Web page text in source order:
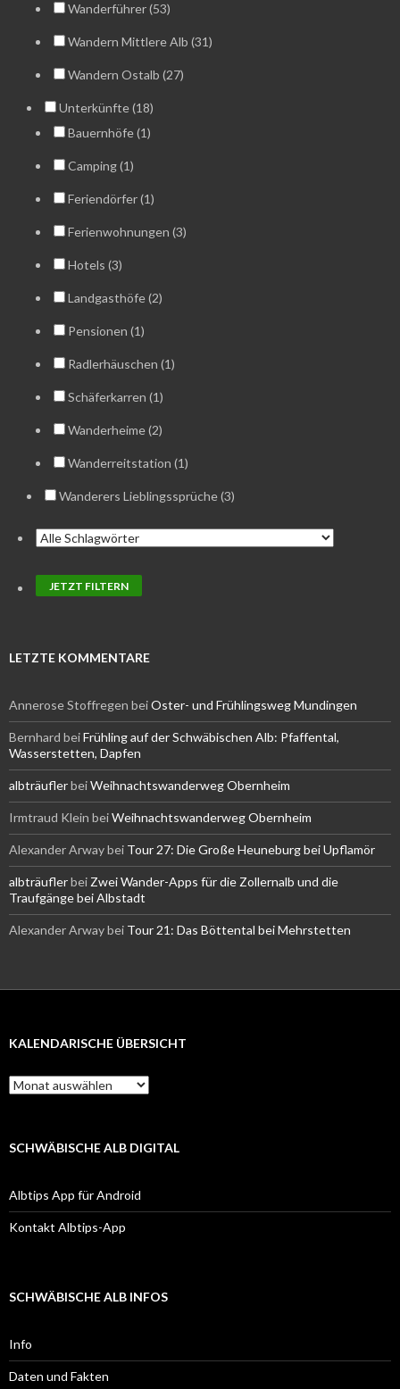
Wanderführer (53)
Wandern Mittlere Alb (31)
Wandern Ostalb (27)
Unterkünfte (18)
Bauernhöfe (1)
Camping (1)
Feriendörfer (1)
Ferienwohnungen (3)
Hotels (3)
Landgasthöfe (2)
Pensionen (1)
Radlerhäuschen (1)
Schäferkarren (1)
Wanderheime (2)
Wanderreitstation (1)
Wanderers Lieblingssprüche (3)
LETZTE KOMMENTARE
Annerose Stoffregen beiOster- und Frühlingsweg Mundingen
Bernhard beiFrühling auf der Schwäbischen Alb: Pfaffental,
Wasserstetten, Dapfen
albträuflerbeiWeihnachtswanderweg Obernheim
Irmtraud Klein beiWeihnachtswanderweg Obernheim
Alexander Arwaybei Tour 27: Die Große Heuneburg bei Upflamör
albträuflerbei Zwei Wander-Apps für die Zollernalb und die
Traufgänge bei Albstadt
Alexander Arwaybei Tour 21: Das Böttental bei Mehrstetten
KALENDARISCHE ÜBERSICHT
Kalendarische
Übersicht
SCHWÄBISCHE ALB DIGITAL
Albtips App für Android
Kontakt Albtips-App
SCHWÄBISCHE ALB INFOS
Info
Daten und Fakten